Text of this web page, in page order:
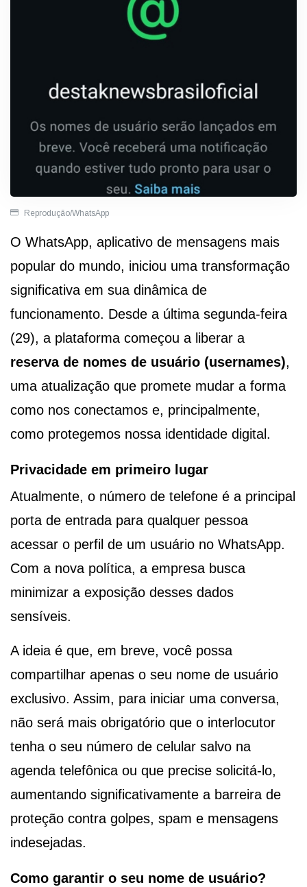
Reprodução/WhatsApp
O WhatsApp, aplicativo de mensagens mais
popular do mundo, iniciou uma transformação
significativa em sua dinâmica de
funcionamento. Desde a última segunda-feira
(29), a plataforma começou a liberar a
reserva de nomes de usuário (usernames),
uma atualização que promete mudar a forma
como nos conectamos e, principalmente,
como protegemos nossa identidade digital.
Privacidade em primeiro lugar
Atualmente, o número de telefone é a principal
porta de entrada para qualquer pessoa
acessar o perfil de um usuário no WhatsApp.
Com a nova política, a empresa busca
minimizar a exposição desses dados
sensíveis.
A ideia é que, em breve, você possa
compartilhar apenas o seu nome de usuário
exclusivo. Assim, para iniciar uma conversa,
não será mais obrigatório que o interlocutor
tenha o seu número de celular salvo na
agenda telefônica ou que precise solicitá-lo,
aumentando significativamente a barreira de
proteção contra golpes, spam e mensagens
indesejadas.
Como garantir o seu nome de usuário?